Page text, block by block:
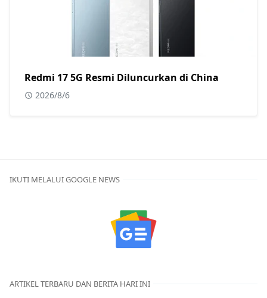
Redmi 17 5G Resmi Diluncurkan di China
2026/8/6
IKUTI MELALUI GOOGLE NEWS
ARTIKEL TERBARU DAN BERITA HARI INI